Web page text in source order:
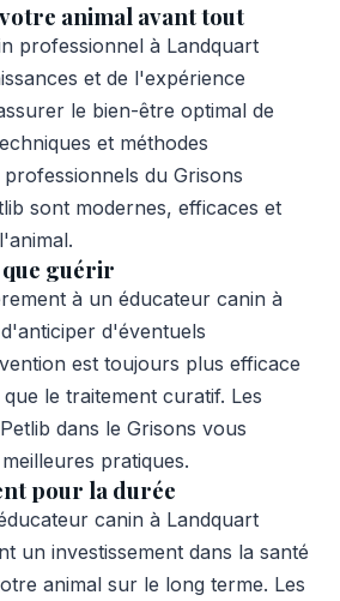
animal avant tout
professionnel à Landquart
et de l'expérience
le bien-être optimal de
et méthodes
du Grisons
sont modernes, efficaces et
guérir
à un éducateur canin à
d'éventuels
est toujours plus efficace
le traitement curatif. Les
dans le Grisons vous
pratiques.
pour la durée
canin à Landquart
un investissement dans la santé
animal sur le long terme. Les